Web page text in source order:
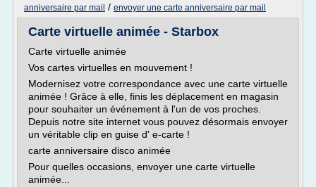
anniversaire par mail / envoyer une carte anniversaire par mail
Carte virtuelle animée - Starbox
Carte virtuelle animée
Vos cartes virtuelles en mouvement !
Modernisez votre correspondance avec une carte virtuelle
animée ! Grâce à elle, finis les déplacement en magasin
pour souhaiter un événement à l'un de vos proches.
Depuis notre site internet vous pouvez désormais envoyer
un véritable clip en guise d' e-carte !
carte anniversaire disco animée
Pour quelles occasions, envoyer une carte virtuelle
animée...